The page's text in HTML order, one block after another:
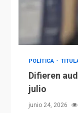
POLÍTICA
Difieren
julio
junio 24, 2026